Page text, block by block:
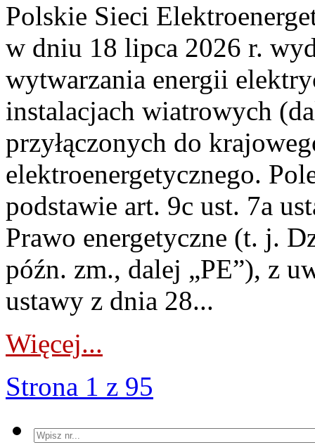
Polskie Sieci
w dniu 18 lipca 2026 r.
wytwarzania energii
instalacjach wiatrowych
przyłączonych do
elektroenergetycznego.
podstawie art. 9c ust. 7a
Prawo energetyczne (t. j.
późn. zm., dalej „PE”), z
ustawy z dnia 28...
Więcej...
Strona 1 z 95